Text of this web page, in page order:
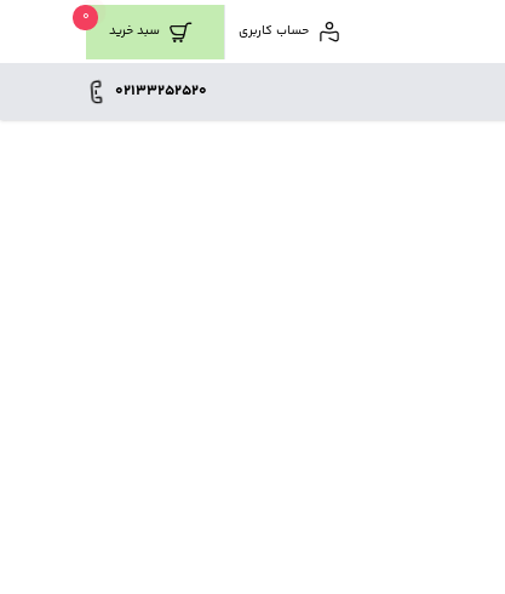
سبد خرید
0
حساب کاربری
02133252520